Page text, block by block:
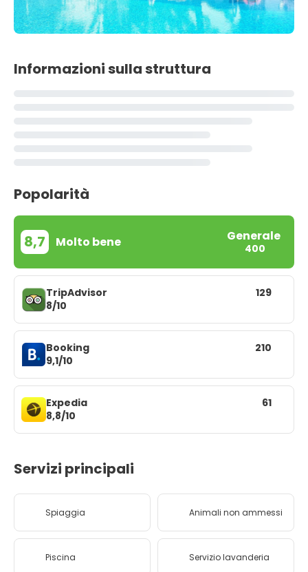
Informazioni sulla struttura
Popolarità
8,7 Molto bene Generale
400
TripAdvisor
8/10
129
Booking
9,1/10
210
Expedia
8,8/10
61
Servizi principali
Spiaggia Animali non ammessi
Piscina Servizio lavanderia